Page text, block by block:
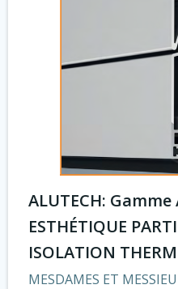
ALUTECH:
ESTHÉTIQUE
ISOLATION
MESDAMES ET